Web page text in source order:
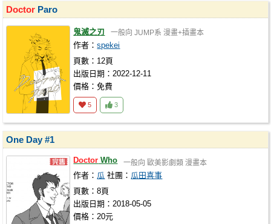
Doctor Paro
鬼滅之刃 一般向 JUMP系 漫畫+插畫本
作者：spekei
頁數：12頁
出版日期：2022-12-11
價格：免費
5 3
One Day #1
Doctor Who 一般向 歐美影劇類 漫畫本
作者： 瓜 社團： 瓜田喜事
頁數：8頁
出版日期：2018-05-05
價格：20元